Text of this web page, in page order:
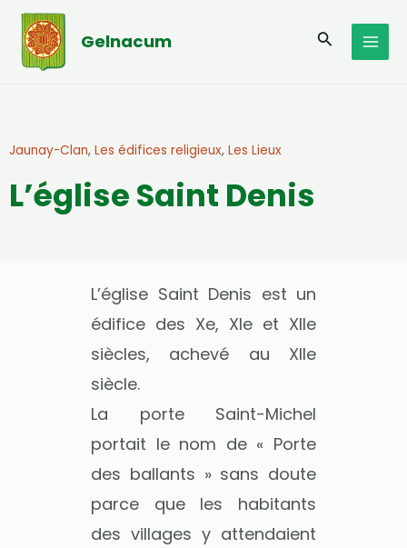
Aller
contenu
Gelnacum
Jaunay-Clan, Les édifices religieux, Les Lieux
L’église Saint Denis
L’église Saint Denis est un
édifice des Xe, XIe et XIIe
siècles, achevé au XIIe
siècle.
La porte Saint-Michel
portait le nom de « Porte
des ballants » sans doute
parce que les habitants
des villages y attendaient